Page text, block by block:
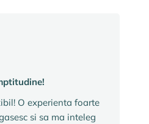
O experienta foarte
si sa ma inteleg